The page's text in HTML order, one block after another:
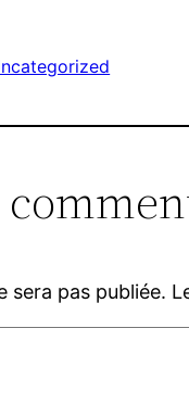
sera pas publiée.